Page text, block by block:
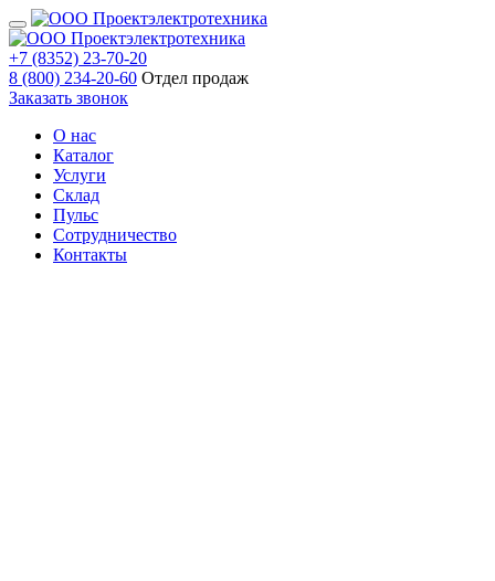
+7 (8352) 23-70-20
8 (800) 234-20-60 Отдел продаж
Заказать звонок
О нас
Каталог
Услуги
Склад
Пульс
Сотрудничество
Контакты